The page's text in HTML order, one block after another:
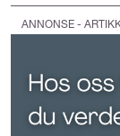
ANNONSE -